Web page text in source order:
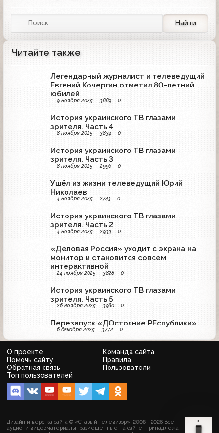
Найти
Читайте также
Легендарный журналист и телеведущий
Евгений Кочергин отметил 80-летний
юбилей
9 ноября 2025 3889 0
История украинского ТВ глазами
зрителя. Часть 4
8 ноября 2025 3834 0
История украинского ТВ глазами
зрителя. Часть 3
8 ноября 2025 2996 0
Ушёл из жизни телеведущий Юрий
Николаев
4 ноября 2025 2743 0
История украинского ТВ глазами
зрителя. Часть 2
4 ноября 2025 2933 0
«Деловая Россия» уходит с экрана на
монитор и становится совсем
интерактивной
24 ноября 2025 3828 0
История украинского ТВ глазами
зрителя. Часть 5
26 ноября 2025 3980 0
Перезапуск «ДОстояние РЕспублики»
6 декабря 2025 3772 0
О проекте
Команда сайта
Помочь сайту
Правила
Обратная связь
Пользователи
Топ пользователей
Дизайн и верстка сайта © «Старый телевизор»; 2008 - 2026 Все
аудио- и видеоматериалы, размещённые на сайте, принадлежат